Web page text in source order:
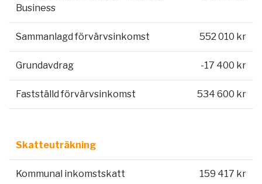
Business
Sammanlagd förvärvsinkomst 552 010 kr
Grundavdrag -17 400 kr
Fastställd förvärvsinkomst 534 600 kr
Skatteuträkning
Kommunal inkomstskatt 159 417 kr